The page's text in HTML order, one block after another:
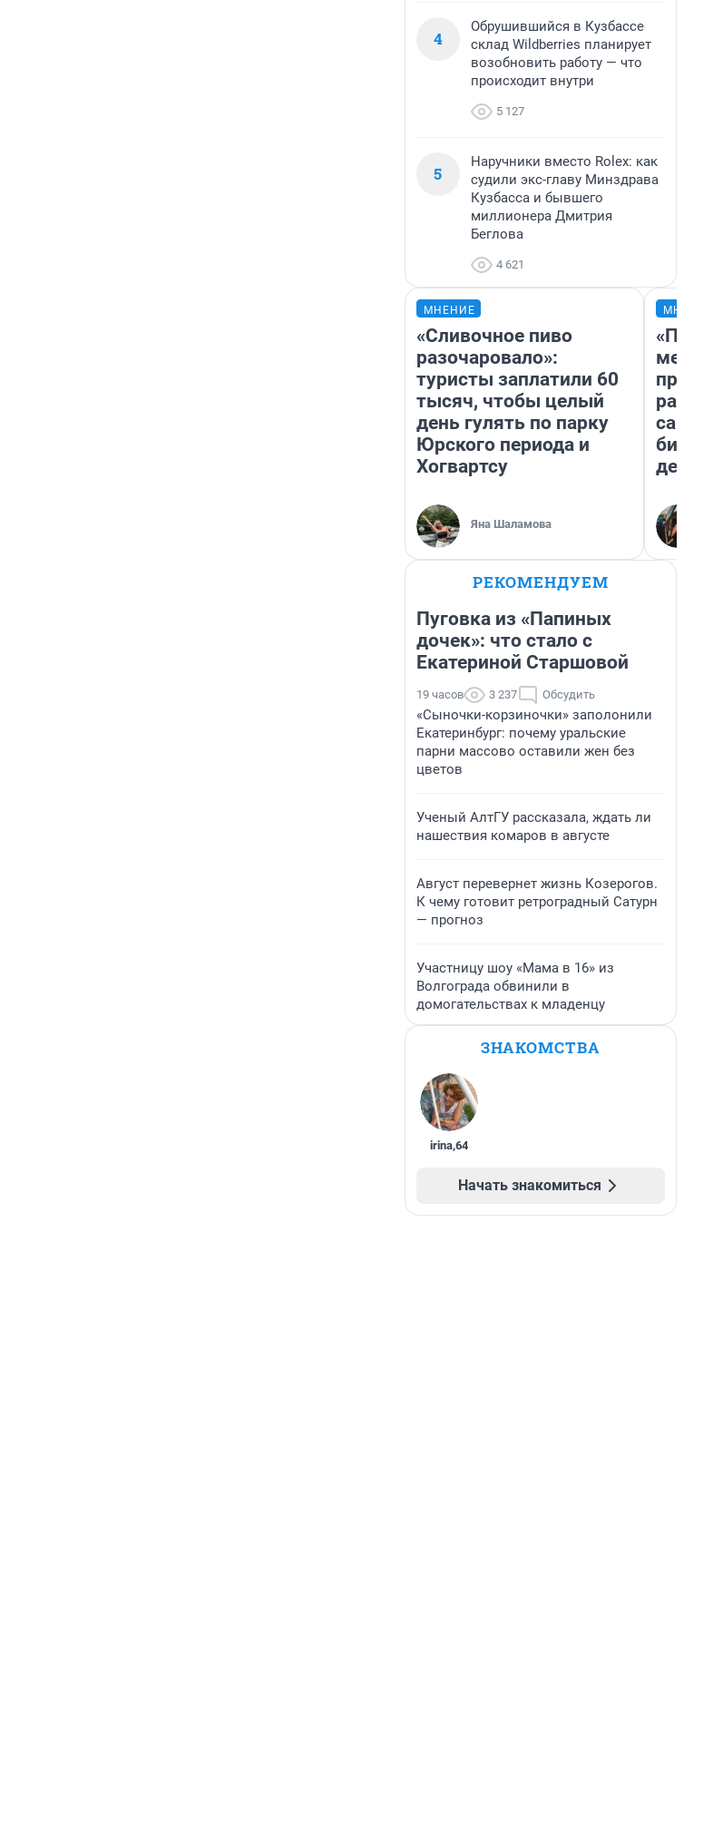
4
Обрушившийся в Кузбассе
склад Wildberries планирует
возобновить работу — что
происходит внутри
5 127
5
Наручники вместо Rolex: как
судили экс-главу Минздрава
Кузбасса и бывшего
миллионера Дмитрия
Беглова
4 621
МНЕНИЕ
«Сливочное пиво
разочаровало»:
туристы заплатили 60
тысяч, чтобы целый
день гулять по парку
Юрского периода и
Хогвартсу
Яна Шаламова
РЕКОМЕНДУЕМ
Пуговка из «Папиных
дочек»: что стало с
Екатериной Старшовой
19 часов 3 237 Обсудить
«Сыночки-корзиночки» заполонили
Екатеринбург: почему уральские
парни массово оставили жен без
цветов
Ученый АлтГУ рассказала, ждать ли
нашествия комаров в августе
Август перевернет жизнь Козерогов.
К чему готовит ретроградный Сатурн
— прогноз
Участницу шоу «Мама в 16» из
Волгограда обвинили в
домогательствах к младенцу
ЗНАКОМСТВА
irina,64
Начать знакомиться